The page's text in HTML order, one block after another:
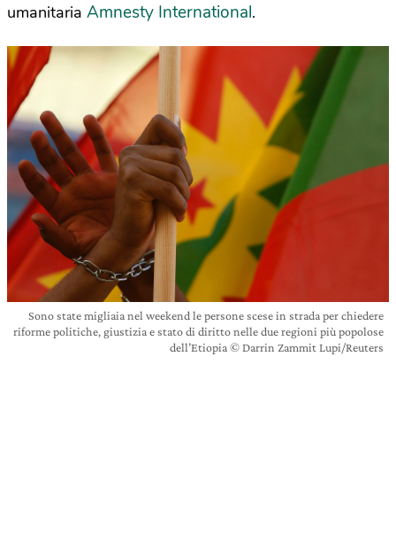
umanitaria Amnesty International.
Sono state migliaia nel weekend le persone scese in strada per chiedere
riforme politiche, giustizia e stato di diritto nelle due regioni più popolose
dell’Etiopia © Darrin Zammit Lupi/Reuters